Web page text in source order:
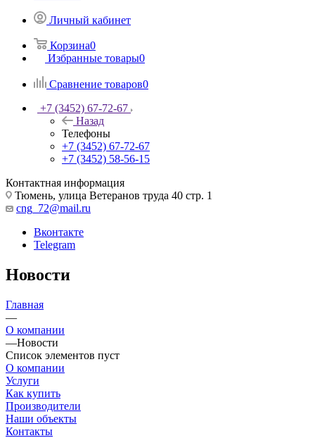
Личный кабинет
Корзина0
Избранные товары0
Сравнение товаров0
+7 (3452) 67-72-67
Назад
Телефоны
+7 (3452) 67-72-67
+7 (3452) 58-56-15
Контактная информация
Тюмень, улица Ветеранов труда 40 стр. 1
cng_72@mail.ru
Вконтакте
Telegram
Новости
Главная
—
О компании
—Новости
Список элементов пуст
О компании
Услуги
Как купить
Производители
Наши объекты
Контакты